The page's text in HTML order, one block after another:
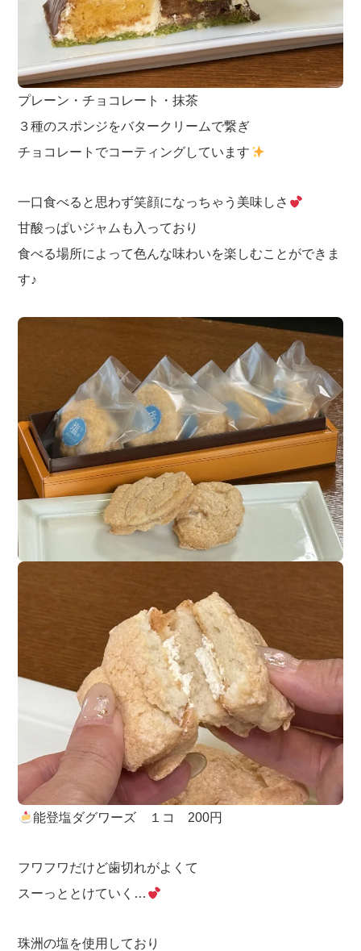
プレーン・チョコレート・抹茶
３種のスポンジをバタークリームで繋ぎ
チョコレートでコーティングしています
一口食べると思わず笑顔になっちゃう美味しさ
甘酸っぱいジャムも入っており
食べる場所によって色んな味わいを楽しむことができま
す♪
能登塩ダグワーズ １コ 200円
フワフワだけど歯切れがよくて
スーっととけていく…
珠洲の塩を使用しており